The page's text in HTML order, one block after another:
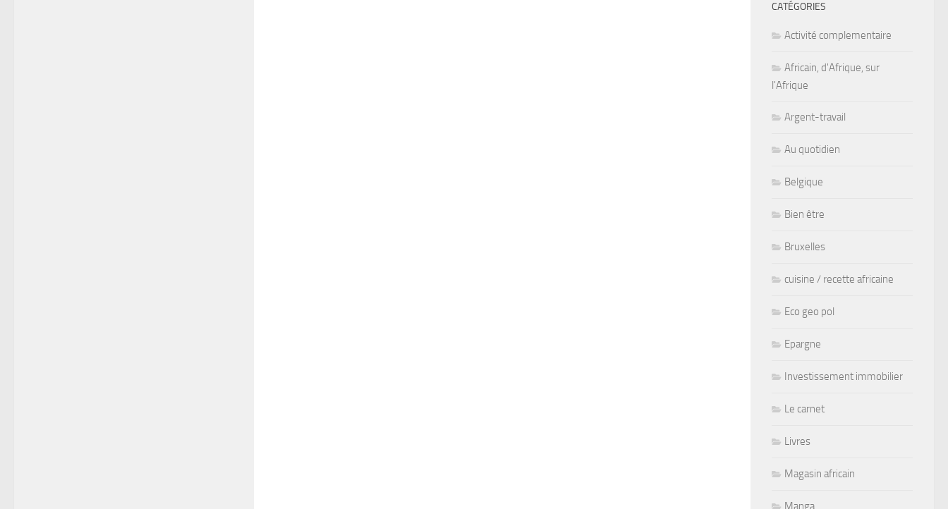
CATÉGORIES
Activité complementaire
Africain, d'Afrique, sur
l'Afrique
Argent-travail
Au quotidien
Belgique
Bien être
Bruxelles
cuisine / recette africaine
Eco geo pol
Epargne
Investissement immobilier
Le carnet
Livres
Magasin africain
Manga